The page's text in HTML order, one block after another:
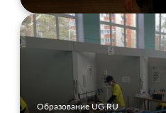
Образование UG.RU